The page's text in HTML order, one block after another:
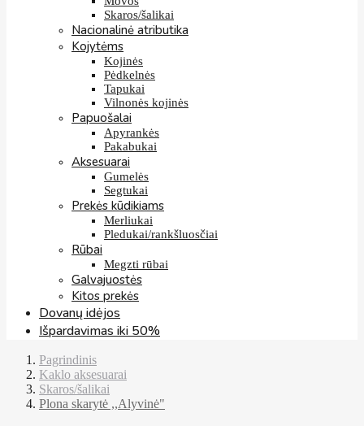
Skaros/šalikai
Nacionalinė atributika
Kojytėms
Kojinės
Pėdkelnės
Tapukai
Vilnonės kojinės
Papuošalai
Apyrankės
Pakabukai
Aksesuarai
Gumelės
Segtukai
Prekės kūdikiams
Merliukai
Pledukai/rankšluosčiai
Rūbai
Megzti rūbai
Galvajuostės
Kitos prekės
Dovanų idėjos
Išpardavimas iki 50%
Pagrindinis
Kaklo aksesuarai
Skaros/šalikai
Plona skarytė ,,Alyvinė"